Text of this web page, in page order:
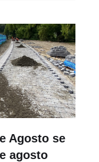
Agosto se
agosto